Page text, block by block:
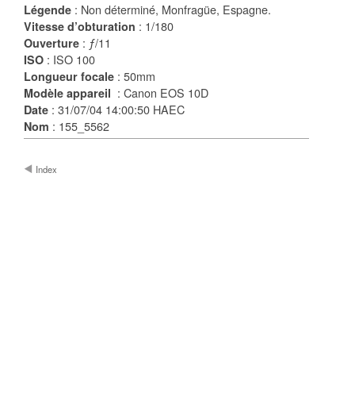
Légende : Non déterminé, Monfragüe, Espagne.
Vitesse d’obturation : 1/180
Ouverture : ƒ/11
ISO : ISO 100
Longueur focale : 50mm
Modèle appareil : Canon EOS 10D
Date : 31/07/04 14:00:50 HAEC
Nom : 155_5562
Index